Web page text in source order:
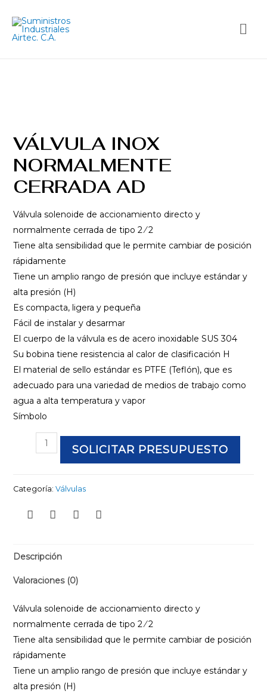
VÁLVULA INOX
NORMALMENTE
CERRADA AD
Válvula solenoide de accionamiento directo y
normalmente cerrada de tipo 2 ⁄ 2
Tiene alta sensibilidad que le permite cambiar de posición
rápidamente
Tiene un amplio rango de presión que incluye estándar y
alta presión (H)
Es compacta, ligera y pequeña
Fácil de instalar y desarmar
El cuerpo de la válvula es de acero inoxidable SUS 304
Su bobina tiene resistencia al calor de clasificación H
El material de sello estándar es PTFE (Teflón), que es
adecuado para una variedad de medios de trabajo como
agua a alta temperatura y vapor
Símbolo
SOLICITAR PRESUPUESTO
Categoría: Válvulas
Descripción
Valoraciones (0)
Válvula solenoide de accionamiento directo y
normalmente cerrada de tipo 2 ⁄ 2
Tiene alta sensibilidad que le permite cambiar de posición
rápidamente
Tiene un amplio rango de presión que incluye estándar y
alta presión (H)